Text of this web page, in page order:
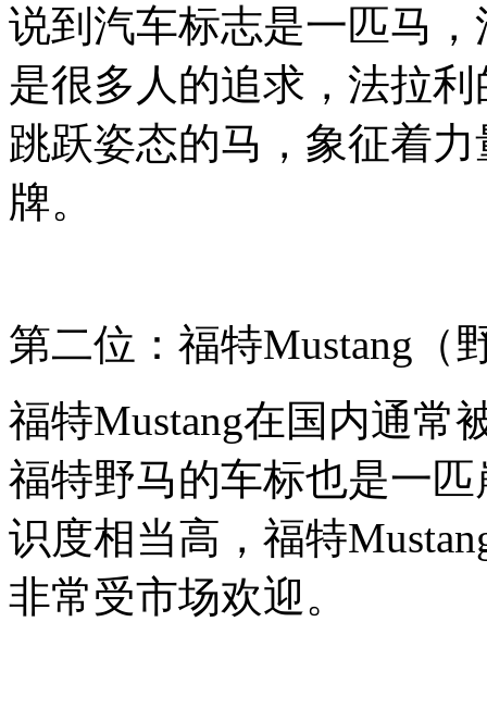
说到汽车标志是一匹马
是很多人的追求，法拉
跳跃姿态的马，象征着
牌。
第二位： 福特Mustang（
福特Mustang在国内通常
福特野马的车标也是一
识度相当高， 福特
非常受市场欢迎。